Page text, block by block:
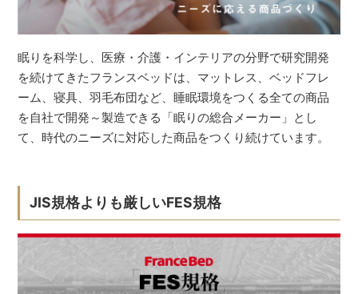
眠りを科学し、医療・介護・インテリアの分野で研究開発
を続けてきたフランスベッドは、マットレス、ベッドフレ
ーム、寝具、羽毛布団など、睡眠環境をつくる全ての商品
を自社で開発～製造できる「眠りの総合メーカー」とし
て、時代のニーズに対応した商品をつくり続けています。
JIS規格よりも厳しいFES規格